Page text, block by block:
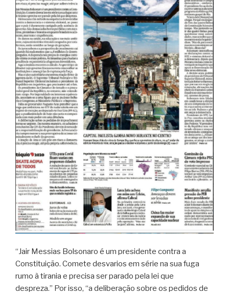
“Jair Messias Bolsonaro é um presidente contra a
Constituição. Comete desvarios em série na sua fuga
rumo à tirania e precisa ser parado pela lei que
despreza.” Por isso, “a deliberação sobre os pedidos de